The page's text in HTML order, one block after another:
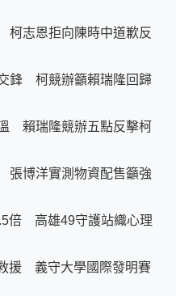
志恩拒向陳時中道歉反
鋒 柯競辦籲賴瑞隆回歸
賴瑞隆競辦五點反擊柯
博洋實測物資配售籲強
倍 高雄49守護站織心理
援 義守大學國際發明賽